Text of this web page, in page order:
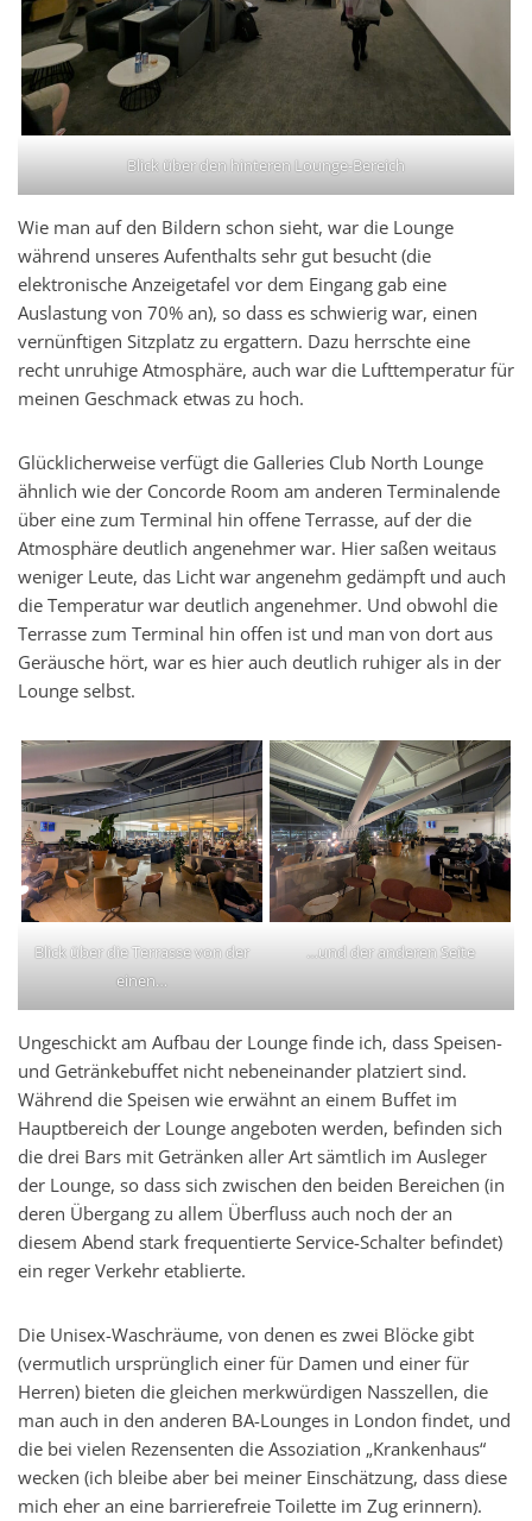
Blick über den hinteren Lounge-Bereich
Wie man auf den Bildern schon sieht, war die Lounge
während unseres Aufenthalts sehr gut besucht (die
elektronische Anzeigetafel vor dem Eingang gab eine
Auslastung von 70% an), so dass es schwierig war, einen
vernünftigen Sitzplatz zu ergattern. Dazu herrschte eine
recht unruhige Atmosphäre, auch war die Lufttemperatur für
meinen Geschmack etwas zu hoch.
Glücklicherweise verfügt die Galleries Club North Lounge
ähnlich wie der Concorde Room am anderen Terminalende
über eine zum Terminal hin offene Terrasse, auf der die
Atmosphäre deutlich angenehmer war. Hier saßen weitaus
weniger Leute, das Licht war angenehm gedämpft und auch
die Temperatur war deutlich angenehmer. Und obwohl die
Terrasse zum Terminal hin offen ist und man von dort aus
Geräusche hört, war es hier auch deutlich ruhiger als in der
Lounge selbst.
Blick über die Terrasse von der
einen…
…und der anderen Seite
Ungeschickt am Aufbau der Lounge finde ich, dass Speisen-
und Getränkebuffet nicht nebeneinander platziert sind.
Während die Speisen wie erwähnt an einem Buffet im
Hauptbereich der Lounge angeboten werden, befinden sich
die drei Bars mit Getränken aller Art sämtlich im Ausleger
der Lounge, so dass sich zwischen den beiden Bereichen (in
deren Übergang zu allem Überfluss auch noch der an
diesem Abend stark frequentierte Service-Schalter befindet)
ein reger Verkehr etablierte.
Die Unisex-Waschräume, von denen es zwei Blöcke gibt
(vermutlich ursprünglich einer für Damen und einer für
Herren) bieten die gleichen merkwürdigen Nasszellen, die
man auch in den anderen BA-Lounges in London findet, und
die bei vielen Rezensenten die Assoziation „Krankenhaus“
wecken (ich bleibe aber bei meiner Einschätzung, dass diese
mich eher an eine barrierefreie Toilette im Zug erinnern).